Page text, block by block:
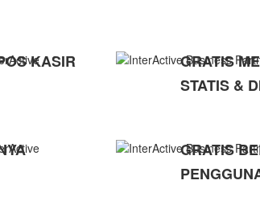
KASIR
GRATIS
STATIS &
GRATIS